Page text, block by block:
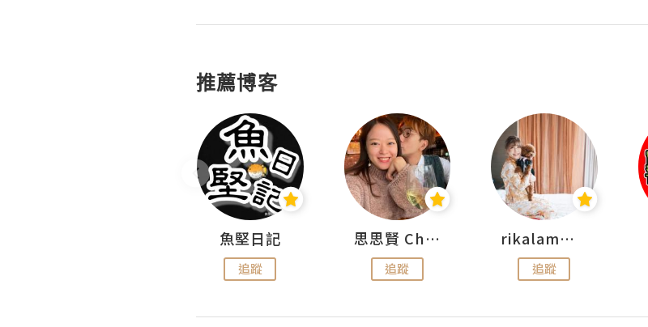
推薦博客
魚堅日記
追蹤
思思賢 ChillMyBabe
追蹤
rikalammm
追蹤